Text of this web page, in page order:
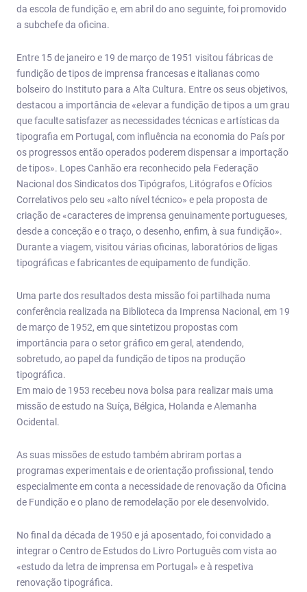
da escola de fundição e, em abril do ano seguinte, foi promovido
a subchefe da oficina.
Entre 15 de janeiro e 19 de março de 1951 visitou fábricas de
fundição de tipos de imprensa francesas e italianas como
bolseiro do Instituto para a Alta Cultura. Entre os seus objetivos,
destacou a importância de «elevar a fundição de tipos a um grau
que faculte satisfazer as necessidades técnicas e artísticas da
tipografia em Portugal, com influência na economia do País por
os progressos então operados poderem dispensar a importação
de tipos». Lopes Canhão era reconhecido pela Federação
Nacional dos Sindicatos dos Tipógrafos, Litógrafos e Ofícios
Correlativos pelo seu «alto nível técnico» e pela proposta de
criação de «caracteres de imprensa genuinamente portugueses,
desde a conceção e o traço, o desenho, enfim, à sua fundição».
Durante a viagem, visitou várias oficinas, laboratórios de ligas
tipográficas e fabricantes de equipamento de fundição.
Uma parte dos resultados desta missão foi partilhada numa
conferência realizada na Biblioteca da Imprensa Nacional, em 19
de março de 1952, em que sintetizou propostas com
importância para o setor gráfico em geral, atendendo,
sobretudo, ao papel da fundição de tipos na produção
tipográfica.
Em maio de 1953 recebeu nova bolsa para realizar mais uma
missão de estudo na Suíça, Bélgica, Holanda e Alemanha
Ocidental.
As suas missões de estudo também abriram portas a
programas experimentais e de orientação profissional, tendo
especialmente em conta a necessidade de renovação da Oficina
de Fundição e o plano de remodelação por ele desenvolvido.
No final da década de 1950 e já aposentado, foi convidado a
integrar o Centro de Estudos do Livro Português com vista ao
«estudo da letra de imprensa em Portugal» e à respetiva
renovação tipográfica.